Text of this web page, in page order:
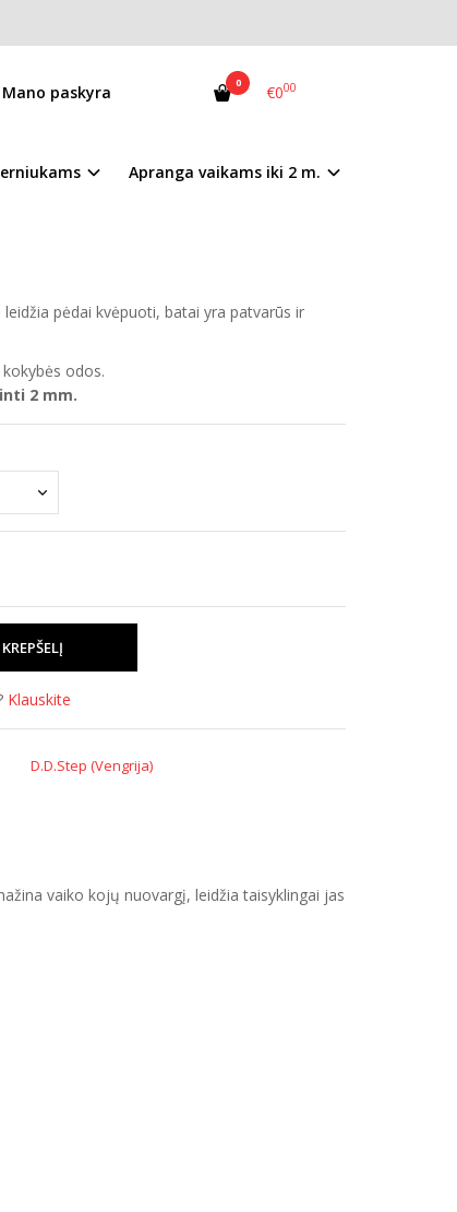
Mano paskyra 0 €000
Apranga vaikams iki 2 m.
reikalavimus atitinkantys
pėdai kvėpuoti, batai yra patvarūs ir
odos.
2 mm.
Klauskite
D.D.Step (Vengrija)
vaiko kojų nuovargį, leidžia taisyklingai jas